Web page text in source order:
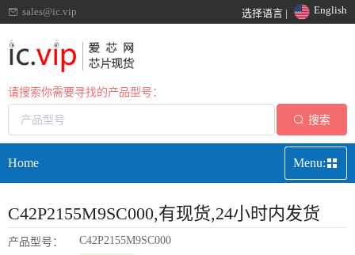
sales@ic.vip 选择语言 | English
请搜索你需要寻找的产品型号：
搜索
Home Menu:
C42P2155M9SC000,有现货,24小时内发货
产品型号： C42P2155M9SC000